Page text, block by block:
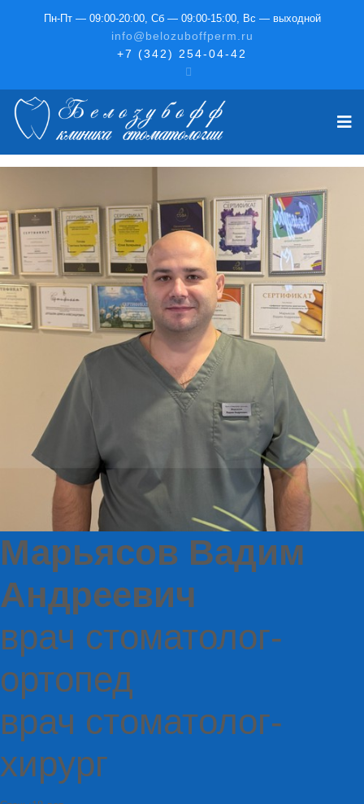
Пн-Пт — 09:00-20:00, Сб — 09:00-15:00, Вс — выходной
info@belozuboffperm.ru
+7 (342) 254-04-42
Марьясов Вадим
Андреевич
врач стоматолог-
ортопед
врач стоматолог-
хирург